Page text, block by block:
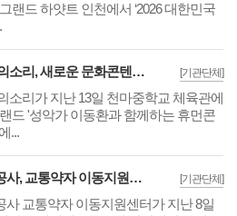
랜드 하얏트 인천에서 ‘2026 대한민국
[기관단체]
사단법인 희망의소리, 새로운 문화콘텐츠 '휴먼콘서트' 첫선··사람의 가치를 전하다
소리가 지난 13일 천마중학교 체육관에
드 '성악가 이동환과 함께하는 휴먼콘
...
[기관단체]
고양도시관리공사, 교통약자 이동지원센터 안전운전 총력 '사고 건수 지속 감소'
사 교통약자 이동지원센터가 지난 8일